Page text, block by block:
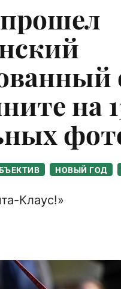
на
НОВЫЙ ГОД
Клаус!»